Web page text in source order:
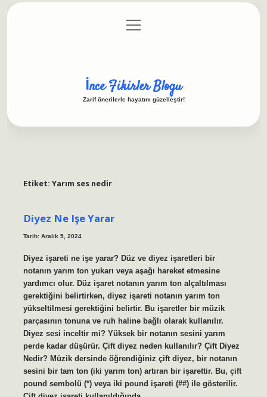
Gizlilik Politikası
menüyü
aç
İnce Fikirler Blogu
Zarif önerilerle hayatını güzelleştir!
Etiket: Yarım ses nedir
Diyez Ne Işe Yarar
Tarih: Aralık 5, 2024
Diyez işareti ne işe yarar? Düz ve diyez işaretleri bir
notanın yarım ton yukarı veya aşağı hareket etmesine
yardımcı olur. Düz işaret notanın yarım ton alçaltılması
gerektiğini belirtirken, diyez işareti notanın yarım ton
yükseltilmesi gerektiğini belirtir. Bu işaretler bir müzik
parçasının tonuna ve ruh haline bağlı olarak kullanılır.
Diyez sesi inceltir mi? Yüksek bir notanın sesini yarım
perde kadar düşürür. Çift diyez neden kullanılır? Çift Diyez
Nedir? Müzik dersinde öğrendiğiniz çift diyez, bir notanın
sesini bir tam ton (iki yarım ton) artıran bir işarettir. Bu, çift
pound sembolü (*) veya iki pound işareti (##) ile gösterilir.